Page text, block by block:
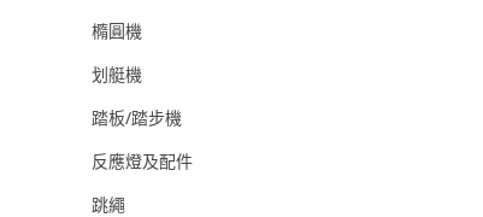
橢圓機
划艇機
踏板/踏步機
反應燈及配件
跳繩